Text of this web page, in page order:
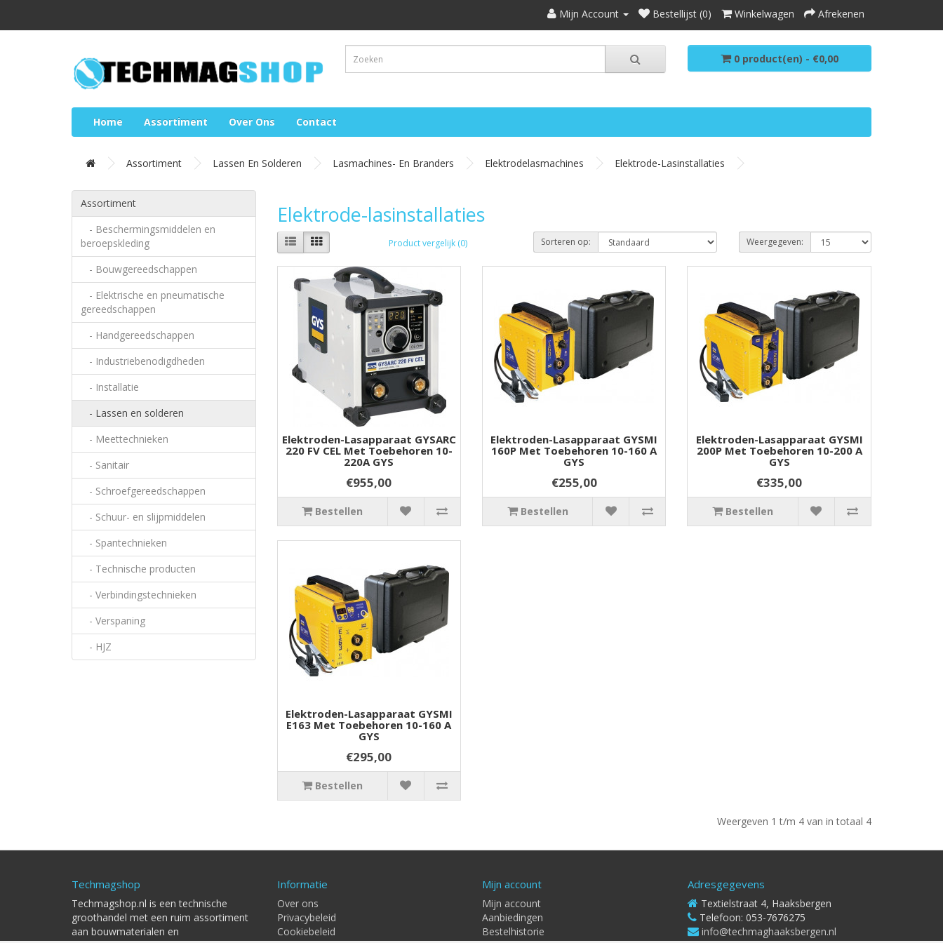
Mijn Account Bestellijst (0) Winkelwagen Afrekenen
0 product(en) - €0,00
Home Assortiment Over Ons Contact
Assortiment Lassen En Solderen Lasmachines- En Branders Elektrodelasmachines Elektrode-Lasinstallaties
Assortiment
- Beschermingsmiddelen en
beroepskleding
- Bouwgereedschappen
- Elektrische en pneumatische
gereedschappen
- Handgereedschappen
- Industriebenodigdheden
- Installatie
- Lassen en solderen
- Meettechnieken
- Sanitair
- Schroefgereedschappen
- Schuur- en slijpmiddelen
- Spantechnieken
- Technische producten
- Verbindingstechnieken
- Verspaning
- HJZ
Elektrode-lasinstallaties
Product vergelijk (0) Sorteren op: Weergegeven:
Elektroden-Lasapparaat GYSARC
220 FV CEL Met Toebehoren 10-
220A GYS
€955,00
Bestellen
Elektroden-Lasapparaat GYSMI
160P Met Toebehoren 10-160 A
GYS
€255,00
Bestellen
Elektroden-Lasapparaat GYSMI
200P Met Toebehoren 10-200 A
GYS
€335,00
Bestellen
Elektroden-Lasapparaat GYSMI
E163 Met Toebehoren 10-160 A
GYS
€295,00
Bestellen
Weergeven 1 t/m 4 van in totaal 4
Techmagshop
Techmagshop.nl is een technische
groothandel met een ruim assortiment
aan bouwmaterialen en
Informatie
Over ons
Privacybeleid
Cookiebeleid
Mijn account
Mijn account
Aanbiedingen
Bestelhistorie
Adresgegevens
Textielstraat 4, Haaksbergen
Telefoon: 053-7676275
info@techmaghaaksbergen.nl